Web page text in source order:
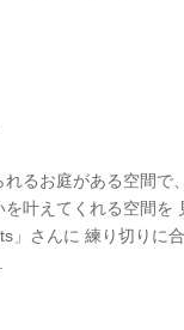
るお庭がある空間
叶えてくれる空間
」さんに 練り切りに